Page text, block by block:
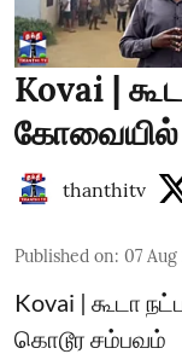
Kovai |
கோவையில்
thanthitv
Published on: 07 Aug
Kovai | கூடா
கொடூர சம்பவம்